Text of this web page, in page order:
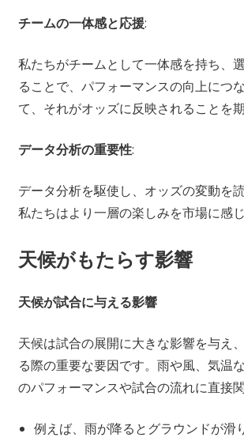
チームの一体感と応援:
私たちがチームとして一体感を持ち、
ることで、パフォーマンスの向上につ
て、それがオッズに反映されることを
データ分析の重要性:
データ分析を駆使し、オッズの変動を
私たちはより一層の楽しみを市場に感
天候がもたらす影響
天候が試合に与える影響
天候は試合の展開に大きな影響を与え
る際の重要な要因です。雨や風、気温
のパフォーマンスや試合の流れに直接
例えば、雨が降るとグラウンドが滑